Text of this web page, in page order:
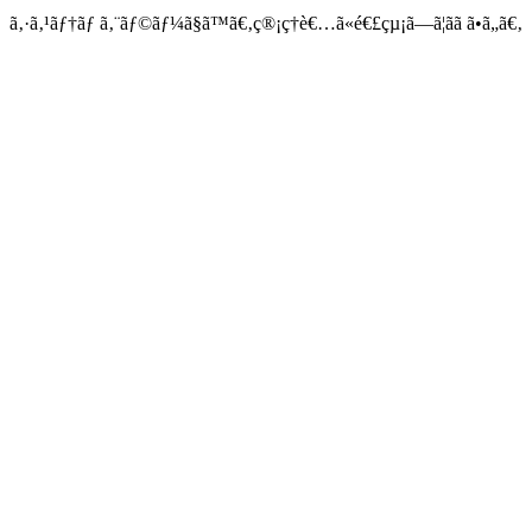
ã‚·ã‚¹ãƒ†ãƒ ã‚¨ãƒ©ãƒ¼ã§ã™ã€‚ç®¡ç†è€…ã«é€£çµ¡ã—ã¦ãã ã•ã„ã€‚